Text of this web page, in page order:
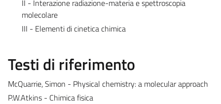
II - Interazione radiazione-materia e spettroscopia
molecolare
III - Elementi di cinetica chimica
Testi di riferimento
McQuarrie, Simon - Physical chemistry: a molecular approach
P.W.Atkins - Chimica fisica